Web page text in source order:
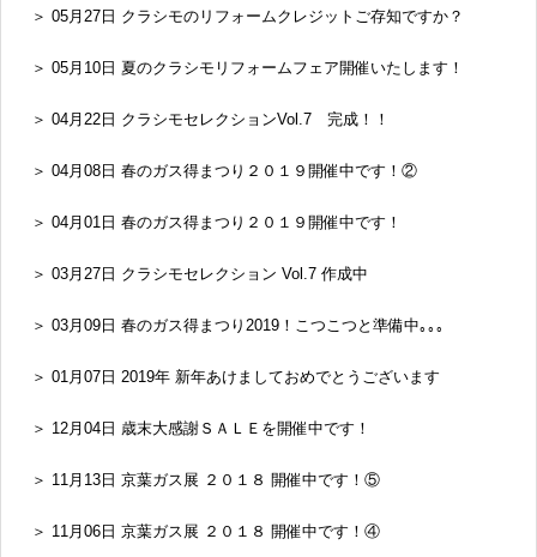
＞ 05月27日 クラシモのリフォームクレジットご存知ですか？
＞ 05月10日 夏のクラシモリフォームフェア開催いたします！
＞ 04月22日 クラシモセレクションVol.7 完成！！
＞ 04月08日 春のガス得まつり２０１９開催中です！②
＞ 04月01日 春のガス得まつり２０１９開催中です！
＞ 03月27日 クラシモセレクション Vol.7 作成中
＞ 03月09日 春のガス得まつり2019！こつこつと準備中｡｡｡
＞ 01月07日 2019年 新年あけましておめでとうございます
＞ 12月04日 歳末大感謝ＳＡＬＥを開催中です！
＞ 11月13日 京葉ガス展 ２０１８ 開催中です！⑤
＞ 11月06日 京葉ガス展 ２０１８ 開催中です！④